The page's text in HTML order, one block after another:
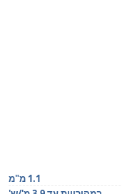
1.1 מ"מ